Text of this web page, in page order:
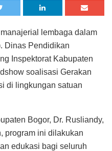
lembaga dalam
Dinas Pendidikan
Inspektorat Kabupaten
soalisasi Gerakan
di lingkungan satuan
Bogor, Dr. Rusliandy,
program ini dilakukan
edukasi bagi seluruh